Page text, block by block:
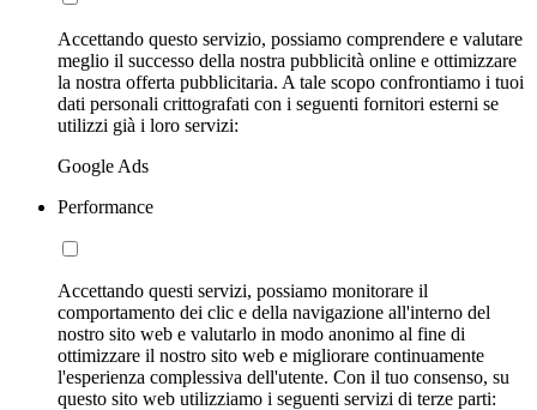
Accettando questo servizio, possiamo comprendere e valutare
meglio il successo della nostra pubblicità online e ottimizzare
la nostra offerta pubblicitaria. A tale scopo confrontiamo i tuoi
dati personali crittografati con i seguenti fornitori esterni se
utilizzi già i loro servizi:
Google Ads
Performance
Accettando questi servizi, possiamo monitorare il
comportamento dei clic e della navigazione all'interno del
nostro sito web e valutarlo in modo anonimo al fine di
ottimizzare il nostro sito web e migliorare continuamente
l'esperienza complessiva dell'utente. Con il tuo consenso, su
questo sito web utilizziamo i seguenti servizi di terze parti: